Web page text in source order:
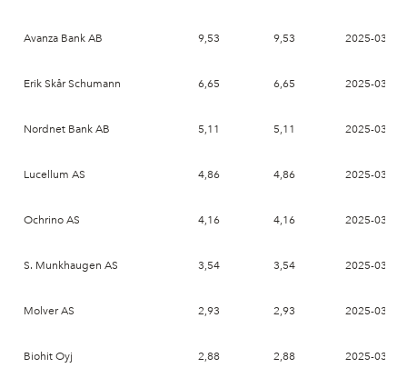
Avanza Bank AB 9,53 9,53 2025-03-27
Erik Skår Schumann 6,65 6,65 2025-03-27
Nordnet Bank AB 5,11 5,11 2025-03-27
Lucellum AS 4,86 4,86 2025-03-27
Ochrino AS 4,16 4,16 2025-03-27
S. Munkhaugen AS 3,54 3,54 2025-03-27
Molver AS 2,93 2,93 2025-03-27
Biohit Oyj 2,88 2,88 2025-03-27